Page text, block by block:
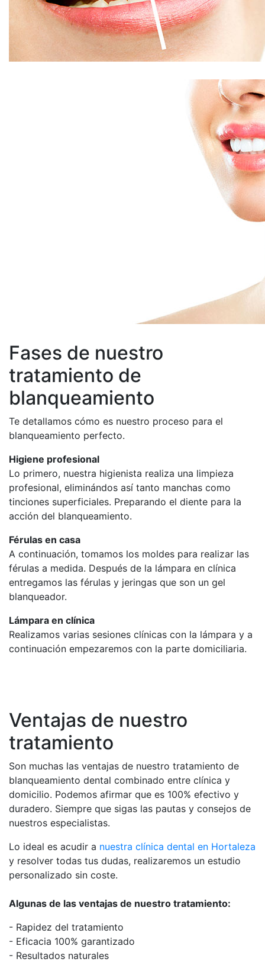
Fases de nuestro
tratamiento de
blanqueamiento
Te detallamos cómo es nuestro proceso para el
blanqueamiento perfecto.
Higiene profesional
Lo primero, nuestra higienista realiza una limpieza
profesional, eliminándos así tanto manchas como
tinciones superficiales. Preparando el diente para la
acción del blanqueamiento.
Férulas en casa
A continuación, tomamos los moldes para realizar las
férulas a medida. Después de la lámpara en clínica
entregamos las férulas y jeringas que son un gel
blanqueador.
Lámpara en clínica
Realizamos varias sesiones clínicas con la lámpara y a
continuación empezaremos con la parte domiciliaria.
Ventajas de nuestro
tratamiento
Son muchas las ventajas de nuestro tratamiento de
blanqueamiento dental combinado entre clínica y
domicilio. Podemos afirmar que es 100% efectivo y
duradero. Siempre que sigas las pautas y consejos de
nuestros especialistas.
Lo ideal es acudir a nuestra clínica dental en Hortaleza
y resolver todas tus dudas, realizaremos un estudio
personalizado sin coste.
Algunas de las ventajas de nuestro tratamiento:
- Rapidez del tratamiento
- Eficacia 100% garantizado
- Resultados naturales